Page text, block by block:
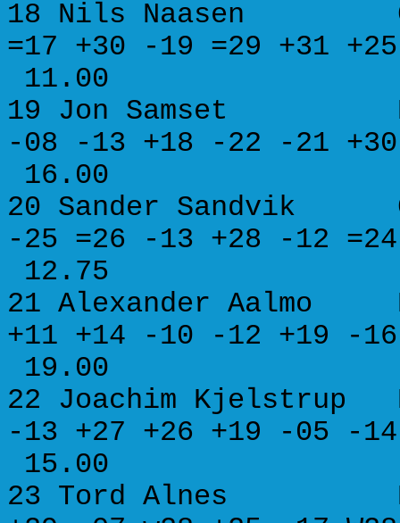
18 Nils
=17 +30 -19 =29
11.00
19 Jon Samset
-08 -13 +18 -22 -21
16.00
20 Sander
-25 =26 -13 +28 -12
12.75
21 Alexander
+11 +14 -10 -12
19.00
22 Joachim
-13 +27 +26 +19 -
15.00
23 Tord Alnes